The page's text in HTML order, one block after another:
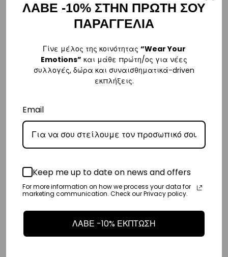
4-5 Y
6-7 Y
8-9 Y
+5 more
SOLD OUT
4-5 Y
6-7 Y
+5 more
ΛΑΒΕ -10% ΣΤΗΝ ΠΡΩΤΗ ΣΟΥ
ΠΑΡΑΓΓΕΛΙΑ
Γίνε μέλος της κοινότητας “Wear Your
Emotions” και μάθε πρώτη/ος για νέες
συλλογές, δώρα και συναισθηματικά-driven
εκπλήξεις.
Email
Keep me up to date on news and offers
For more information on how we process your data for
marketing communication. Check our Privacy policy.
ΛΑΒΕ -10% ΕΚΠΤΩΣΗ